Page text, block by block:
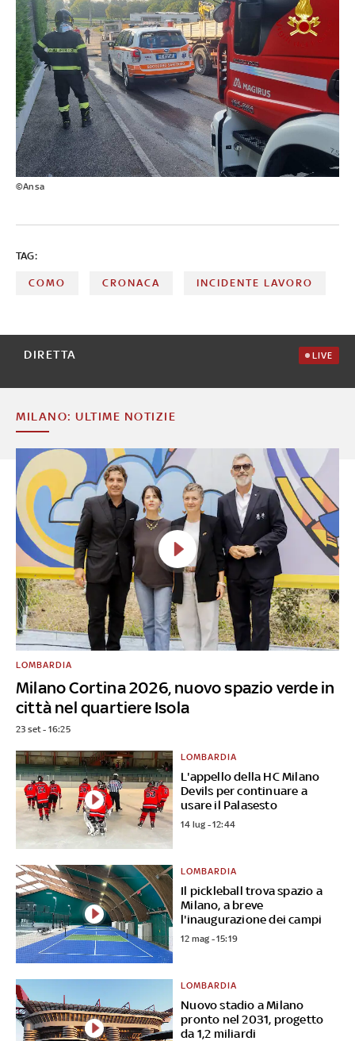
©Ansa
TAG:
COMO CRONACA INCIDENTE LAVORO
DIRETTA LIVE
MILANO: ULTIME NOTIZIE
Milano Cortina 2026, nuovo spazio verde in
città nel quartiere Isola
LOMBARDIA
23 set - 16:25
L'appello della HC Milano
Devils per continuare a
usare il Palasesto
LOMBARDIA
14 lug - 12:44
Il pickleball trova spazio a
Milano, a breve
l'inaugurazione dei campi
LOMBARDIA
12 mag - 15:19
Nuovo stadio a Milano
pronto nel 2031, progetto
da 1,2 miliardi
LOMBARDIA